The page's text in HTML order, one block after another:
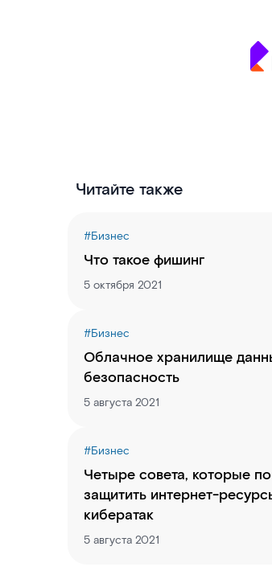
Читайте также
#Бизнес
Что такое фишинг
5 октября 2021
#Бизнес
Облачное хранилище
безопасность
5 августа 2021
#Бизнес
Четыре совета, которые
защитить интернет-
кибератак
5 августа 2021